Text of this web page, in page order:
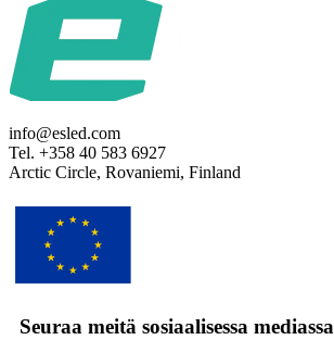
info@esled.com
Tel. +358 40 583 6927
Arctic Circle, Rovaniemi, Finland
Seuraa meitä sosiaalisessa mediassa